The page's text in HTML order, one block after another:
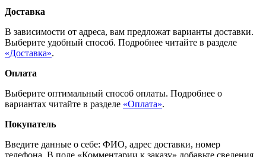
Доставка
В зависимости от адреса, вам предложат варианты доставки.
Выберите удобный способ. Подробнее читайте в разделе
«Доставка».
Оплата
Выберите оптимальный способ оплаты. Подробнее о
вариантах читайте в разделе «Оплата».
Покупатель
Введите данные о себе: ФИО, адрес доставки, номер